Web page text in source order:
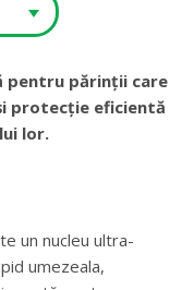
pentru părinții care
protecție eficientă
lor.
un nucleu ultra-
umezeala,